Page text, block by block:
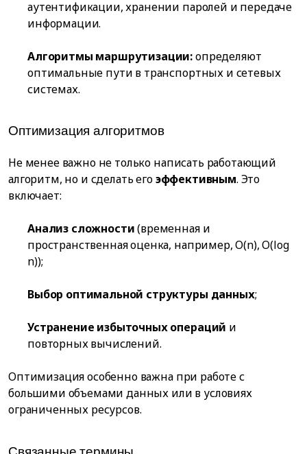
аутентификации, хранении паролей и передаче
информации.
Алгоритмы маршрутизации:определяют
оптимальные пути в транспортных и сетевых
системах.
Оптимизация алгоритмов
Не менее важно не только написать работающий
алгоритм, но и сделать егоэффективным. Это
включает:
Анализ сложности(временная и
пространственная оценка, например, O(n), O(log
n));
Выбор оптимальной структуры данных;
Устранение избыточных операций и
повторных вычислений.
Оптимизация особенно важна при работе с
большими объемами данных или в условиях
ограниченных ресурсов.